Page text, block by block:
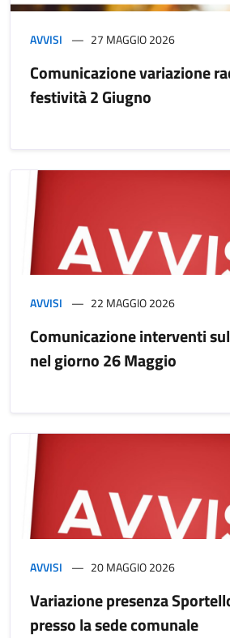
AVVISI 27 MAGGIO 2026
Comunicazione variazione
festività 2 Giugno
AVVISI 22 MAGGIO 2026
Comunicazione interventi
nel giorno 26 Maggio
AVVISI 20 MAGGIO 2026
Variazione presenza
presso la sede comunale